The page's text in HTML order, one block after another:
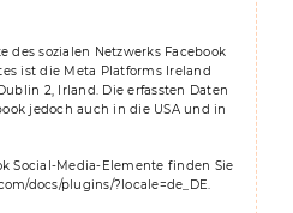
des sozialen Netzwerks Facebook
ist die Meta Platforms Ireland
2, Irland. Die erfassten Daten
jedoch auch in die USA und in
Social-Media-Elemente finden Sie
docs/plugins/?locale=de_DE.